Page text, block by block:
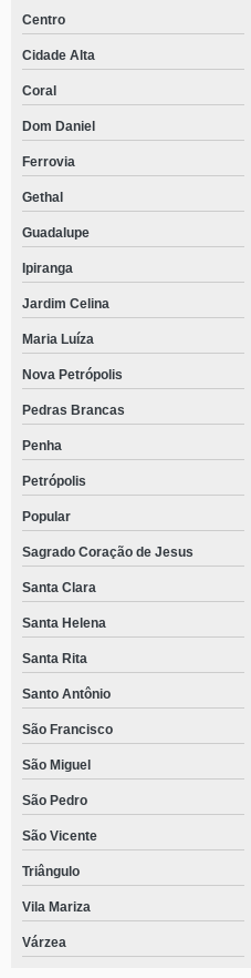
Centro
Cidade Alta
Coral
Dom Daniel
Ferrovia
Gethal
Guadalupe
Ipiranga
Jardim Celina
Maria Luíza
Nova Petrópolis
Pedras Brancas
Penha
Petrópolis
Popular
Sagrado Coração de Jesus
Santa Clara
Santa Helena
Santa Rita
Santo Antônio
São Francisco
São Miguel
São Pedro
São Vicente
Triângulo
Vila Mariza
Várzea